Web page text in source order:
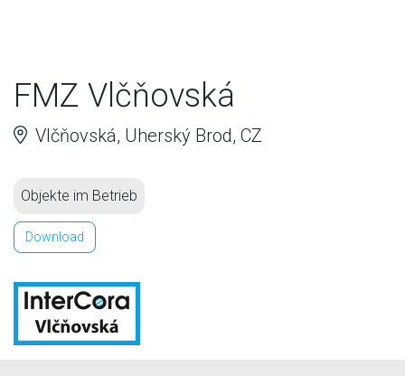
FMZ Vlčňovská
Vlčňovská, Uherský Brod, CZ
Objekte im Betrieb
Download